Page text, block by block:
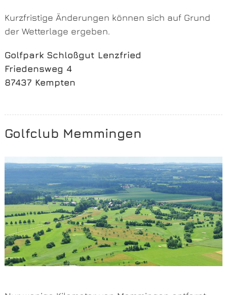
Kurzfristige Änderungen können sich auf Grund
der Wetterlage ergeben.
Golfpark Schloßgut Lenzfried
Friedensweg 4
87437 Kempten
Golfclub Memmingen